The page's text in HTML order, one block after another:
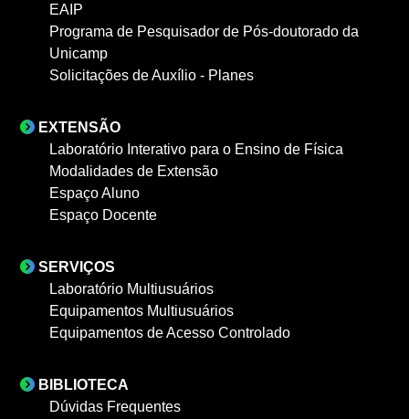
EAIP
Programa de Pesquisador de Pós-doutorado da
Unicamp
Solicitações de Auxílio - Planes
EXTENSÃO
Laboratório Interativo para o Ensino de Física
Modalidades de Extensão
Espaço Aluno
Espaço Docente
SERVIÇOS
Laboratório Multiusuários
Equipamentos Multiusuários
Equipamentos de Acesso Controlado
BIBLIOTECA
Dúvidas Frequentes